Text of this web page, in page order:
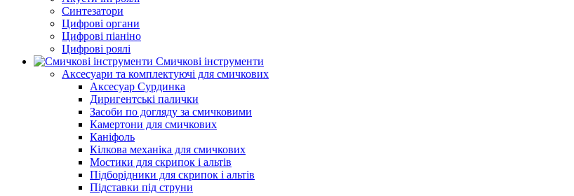
Синтезатори
Цифрові органи
Цифрові піаніно
Цифрові роялі
Смичкові інструменти
Аксесуари та комплектуючі для смичкових
Аксесуар Сурдинка
Диригентські палички
Засоби по догляду за смичковими
Камертони для смичкових
Каніфоль
Кілкова механіка для смичкових
Мостики для скрипок і альтів
Підборiдники для скрипок і альтів
Підставки під струни